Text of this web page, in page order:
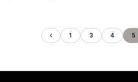
1 3 4 5